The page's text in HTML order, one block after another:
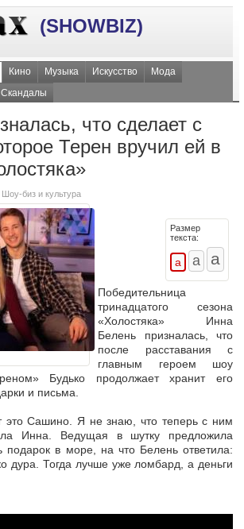
(SHOWBIZ)
Кино Музыка Искусство
Мода
Скандалы
что сделает с
Терен вручил ей в
Шоу-биз и культура
Размер
текста:
Победительница
тринадцатого сезона
«Холостяка» Инна
Белень призналась, что
после расставания с
главным героем шоу
Будько продолжает хранит его
и письма.
это Сашино. Я не знаю, что теперь с ним
Инна. Ведущая в шутку предложила
подарок в море, на что Белень ответила:
дура. Тогда лучше уже ломбард, а деньги